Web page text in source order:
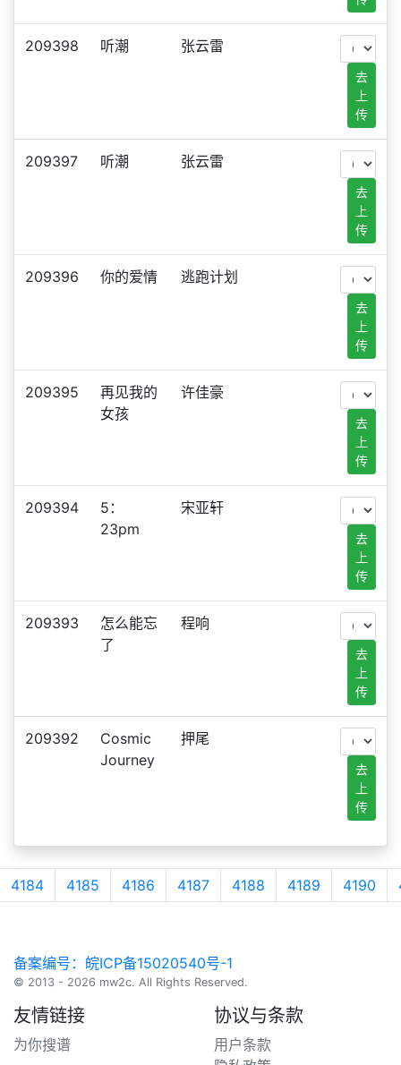
209398 听潮 张云雷
去
上
传
209397 听潮 张云雷
去
上
传
209396 你的爱情 逃跑计划
去
上
传
209395
再见我的
女孩
许佳豪
去
上
传
209394
5：
23pm
宋亚轩
去
上
传
209393
怎么能忘
了
程响
去
上
传
209392
Cosmic
Journey
押尾
去
上
传
4184 4185 4186 4187 4188 4189 4190
备案编号：皖ICP备15020540号-1
© 2013 - 2026 mw2c. All Rights Reserved.
友情链接
为你搜谱
协议与条款
用户条款